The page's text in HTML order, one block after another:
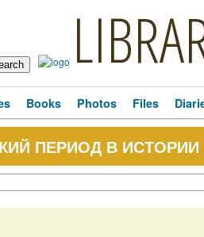
Books Photos Files
ПЕРИОД В ИСТОРИИ